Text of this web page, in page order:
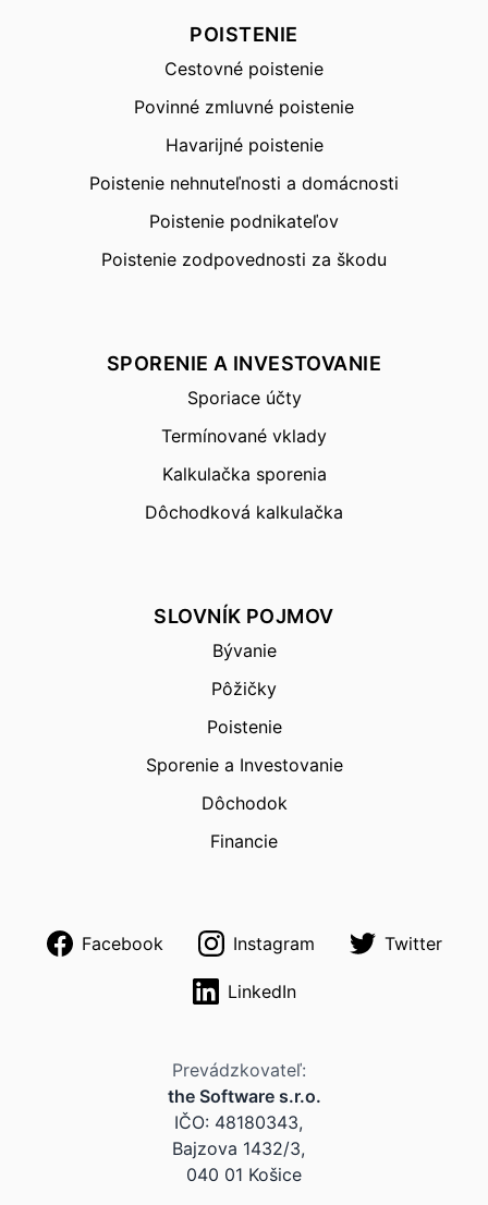
POISTENIE
Cestovné poistenie
Povinné zmluvné poistenie
Havarijné poistenie
Poistenie nehnuteľnosti a domácnosti
Poistenie podnikateľov
Poistenie zodpovednosti za škodu
SPORENIE A INVESTOVANIE
Sporiace účty
Termínované vklady
Kalkulačka sporenia
Dôchodková kalkulačka
SLOVNÍK POJMOV
Bývanie
Pôžičky
Poistenie
Sporenie a Investovanie
Dôchodok
Financie
Facebook Instagram Twitter
LinkedIn
Prevádzkovateľ:
the Software s.r.o.
IČO: 48180343,
Bajzova 1432/3,
040 01 Košice